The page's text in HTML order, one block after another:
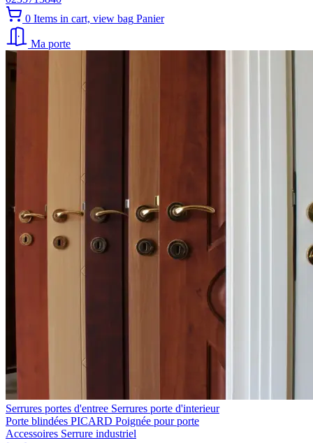
0 Items in cart, view bag Panier
Ma porte
Serrures portes d'entree Serrures porte d'interieur
Porte blindées PICARD Poignée pour porte
Accessoires Serrure industriel